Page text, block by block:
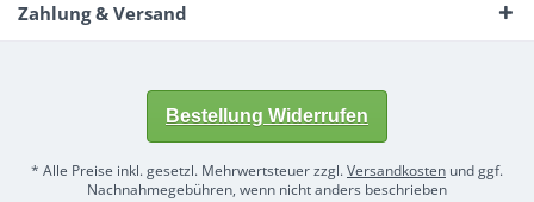
Zahlung & Versand
Bestellung Widerrufen
* Alle Preise inkl. gesetzl. Mehrwertsteuer zzgl.Versandkosten und ggf.
Nachnahmegebühren, wenn nicht anders beschrieben